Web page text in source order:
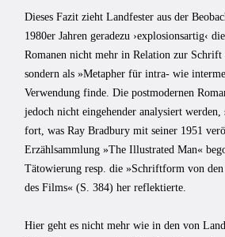
Dieses Fazit zieht Landfester aus der
1980er Jahren geradezu ›explosionsartig‹
Romanen nicht mehr in Relation zur Schrift
sondern als »Metapher für intra- wie
Verwendung finde. Die postmodernen
jedoch nicht eingehender analysiert
fort, was Ray Bradbury mit seiner 1951
Erzählsammlung »The Illustrated Man«
Tätowierung resp. die »Schriftform von
des Films« (S. 384) her reflektierte.
Hier geht es nicht mehr wie in den von